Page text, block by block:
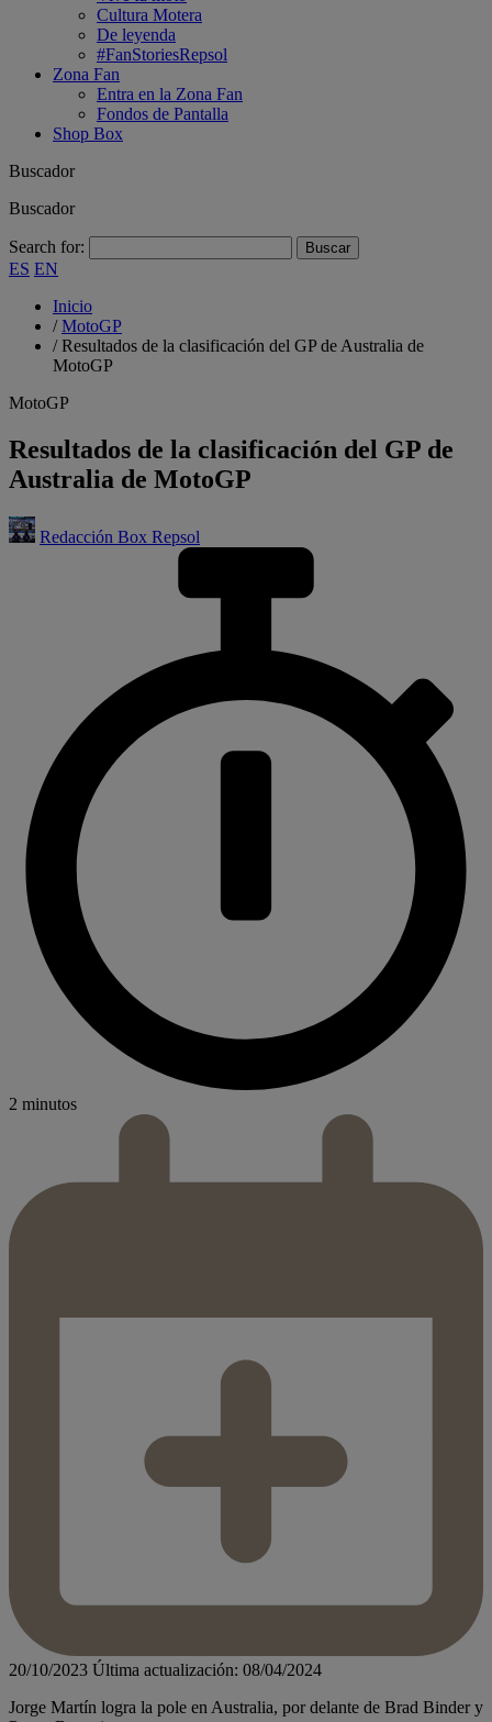
Cultura Motera
De leyenda
#FanStoriesRepsol
Zona Fan
Entra en la Zona Fan
Fondos de Pantalla
Shop Box
Buscador
Buscador
Search for:
ES EN
Inicio
/MotoGP
/Resultados de la clasificación del GP de Australia de
MotoGP
MotoGP
Resultados de la clasificación del GP de
Australia de MotoGP
Redacción Box Repsol
2 minutos
20/10/2023 Última actualización: 08/04/2024
Jorge Martín logra la pole en Australia, por delante de Brad Binder y